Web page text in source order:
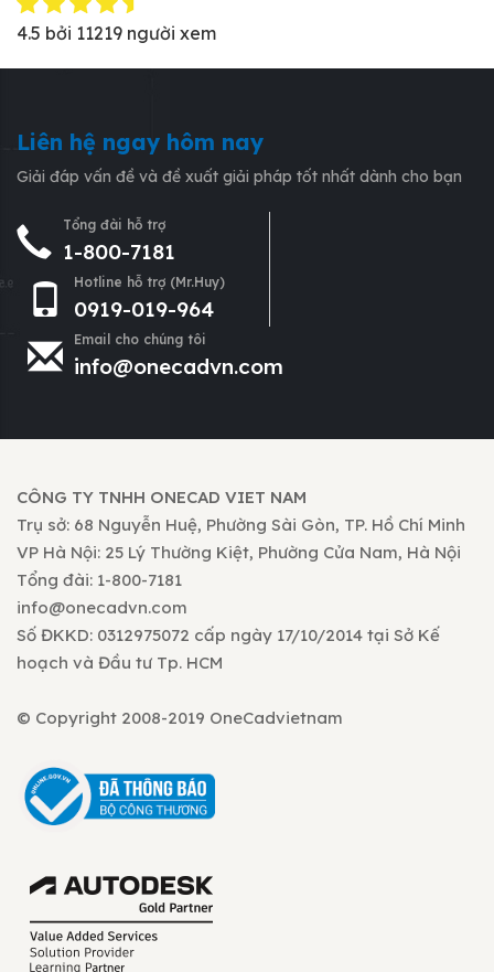
4.5 bởi 11219 người xem
Liên hệ ngay hôm nay
Giải đáp vấn đề và đề xuất giải pháp tốt nhất dành cho bạn
Tổng đài hỗ trợ
1-800-7181
Hotline hỗ trợ (Mr.Huy)
0919-019-964
Email cho chúng tôi
info@onecadvn.com
CÔNG TY TNHH ONECAD VIET NAM
Trụ sở: 68 Nguyễn Huệ, Phường Sài Gòn, TP. Hồ Chí Minh
VP Hà Nội: 25 Lý Thường Kiệt, Phường Cửa Nam, Hà Nội
Tổng đài: 1-800-7181
info@onecadvn.com
Số ĐKKD: 0312975072 cấp ngày 17/10/2014 tại Sở Kế
hoạch và Đầu tư Tp. HCM
© Copyright 2008-2019 OneCadvietnam